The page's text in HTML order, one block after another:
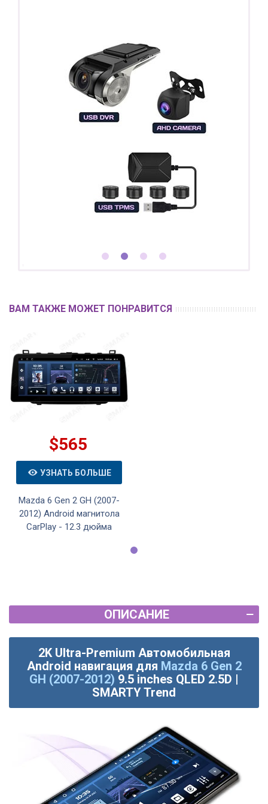
ВАМ ТАКЖЕ МОЖЕТ ПОНРАВИТСЯ
$565
УЗНАТЬ БОЛЬШЕ
Mazda 6 Gen 2 GH (2007-
2012) Android магнитола
CarPlay - 12.3 дюйма
ОПИСАНИЕ
2K Ultra-Premium Автомобильная
Android навигация для Mazda 6 Gen 2
GH (2007-2012) 9.5 inches QLED 2.5D |
SMARTY Trend